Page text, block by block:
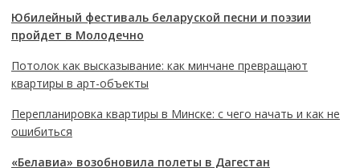
Юбилейный фестиваль беларуской песни и поэзии
пройдет в Молодечно
Потолок как высказывание: как минчане превращают
квартиры в арт-объекты
Перепланировка квартиры в Минске: с чего начать и как не
ошибиться
«Белавиа» возобновила полеты в Дагестан